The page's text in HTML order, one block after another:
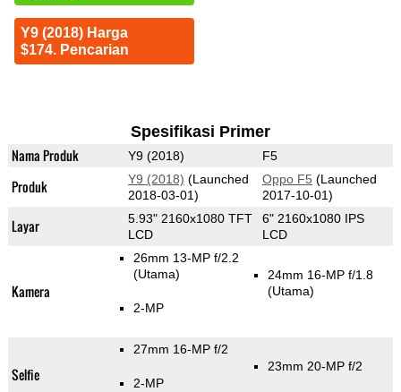
Y9 (2018) Harga
$174. Pencarian
Spesifikasi Primer
Nama Produk Y9 (2018) F5
Produk Y9 (2018) (Launched
2018-03-01)
Oppo F5 (Launched
2017-10-01)
Layar
5.93" 2160x1080 TFT
LCD
6" 2160x1080 IPS
LCD
Kamera
26mm 13-MP f/2.2
(Utama)
2-MP
24mm 16-MP f/1.8
(Utama)
Selfie
27mm 16-MP f/2
2-MP
23mm 20-MP f/2